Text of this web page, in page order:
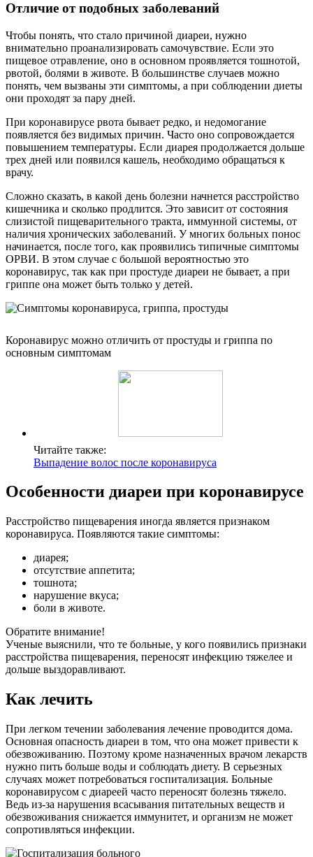
Отличие от подобных заболеваний
Чтобы понять, что стало причиной диареи, нужно
внимательно проанализировать самочувствие. Если это
пищевое отравление, оно в основном проявляется тошнотой,
рвотой, болями в животе. В большинстве случаев можно
понять, чем вызваны эти симптомы, а при соблюдении диеты
они проходят за пару дней.
При коронавирусе рвота бывает редко, и недомогание
появляется без видимых причин. Часто оно сопровождается
повышением температуры. Если диарея продолжается дольше
трех дней или появился кашель, необходимо обращаться к
врачу.
Сложно сказать, в какой день болезни начнется расстройство
кишечника и сколько продлится. Это зависит от состояния
слизистой пищеварительного тракта, иммунной системы, от
наличия хронических заболеваний. У многих больных понос
начинается, после того, как проявились типичные симптомы
ОРВИ. В этом случае с большой вероятностью это
коронавирус, так как при простуде диареи не бывает, а при
гриппе она может быть только у детей.
Коронавирус можно отличить от простуды и гриппа по
основным симптомам
Читайте также:
Выпадение волос после коронавируса
Особенности диареи при коронавирусе
Расстройство пищеварения иногда является признаком
коронавируса. Появляются такие симптомы:
диарея;
отсутствие аппетита;
тошнота;
нарушение вкуса;
боли в животе.
Обратите внимание!
Ученые выяснили, что те больные, у кого появились признаки
расстройства пищеварения, переносят инфекцию тяжелее и
дольше выздоравливают.
Как лечить
При легком течении заболевания лечение проводится дома.
Основная опасность диареи в том, что она может привести к
обезвоживанию. Поэтому кроме назначенных врачом лекарств
нужно пить больше воды и соблюдать диету. В серьезных
случаях может потребоваться госпитализация. Больные
коронавирусом с диареей часто переносят болезнь тяжело.
Ведь из-за нарушения всасывания питательных веществ и
обезвоживания снижается иммунитет, и организм не может
сопротивляться инфекции.